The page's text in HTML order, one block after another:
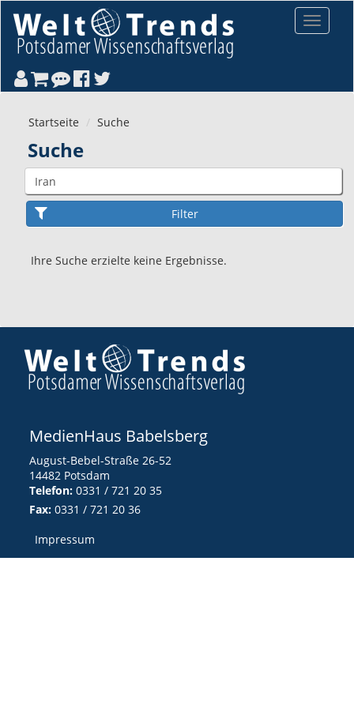
Toggle
Startseite Suche
Suche
Ihre Suche erzielte keine Ergebnisse.
MedienHaus Babelsberg
August-Bebel-Straße 26-52
14482 Potsdam
Telefon: 0331 / 721 20 35
Fax: 0331 / 721 20 36
Impressum